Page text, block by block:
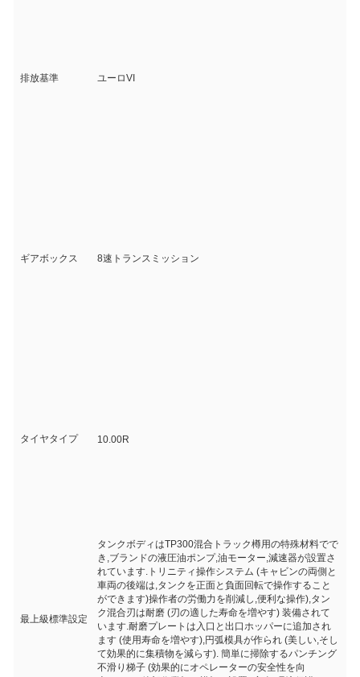
排放基準 ユーロVI
ギアボックス 8速トランスミッション
タイヤタイプ 10.00R
最上級標準設定
タンクボディはTP300混合トラック樽用の特殊材料でで
き,ブランドの液圧油ポンプ,油モーター,減速器が設置さ
れています.トリニティ操作システム (キャビンの両側と
車両の後端は,タンクを正面と負面回転で操作すること
ができます)操作者の労働力を削減し,便利な操作),タン
ク混合刃は耐磨 (刃の適した寿命を増やす) 装備されて
います.耐磨プレートは入口と出口ホッパーに追加され
ます (使用寿命を増やす),円弧模具が作られ (美しい,そし
て効果的に集積物を減らす). 簡単に掃除するパンチング
不滑り梯子 (効果的にオペレーターの安全性を向